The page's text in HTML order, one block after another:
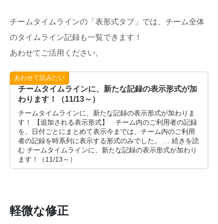
チームタイムラインの「表形式タブ」では、チーム全体
のタイムライン記録も一覧できます！
あわせてご活用ください。
軽微な修正